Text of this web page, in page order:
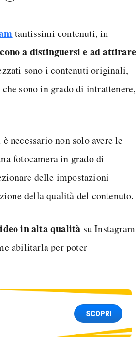
tantissimi contenuti, in
a distinguersi e ad attirare
sono i contenuti originali,
sono in grado di intrattenere,
è necessario non solo avere le
fotocamera in grado di
delle impostazioni
della qualità del contenuto.
in alta qualità su Instagram
abilitarla per poter
SCOPRI